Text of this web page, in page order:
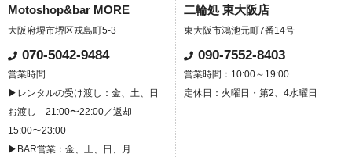
Motoshop&bar MORE
大阪府堺市堺区戎島町5-3
070-5042-9484
営業時間
▶レンタルの受け渡し：金、土、日
お渡し 21:00〜22:00／返却
15:00〜23:00
▶BAR営業：金、土、日、月
二輪処 東大阪店
東大阪市鴻池元町7番14号
090-7552-8403
営業時間：10:00～19:00
定休日：火曜日・第2、4水曜日